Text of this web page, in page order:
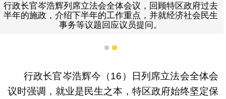
行政长官岑浩辉列席立法会全体会议，回顾特区政府过去
半年的施政，介绍下半年的工作重点，并就经济社会民生
事务等议题回应议员提问。
1 2
行政长官岑浩辉今（16）日列席立法会全体会
议时强调，就业是民生之本，特区政府始终坚定保